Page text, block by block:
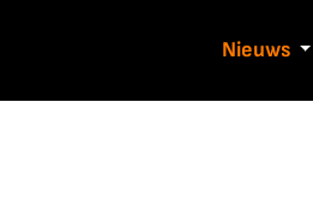
Nieuws